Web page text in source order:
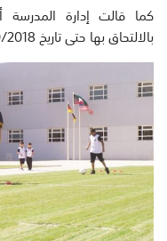
كما قالت إدارة المدرسة
بالالتحاق بها حتى تاريخ 31/10/2018، بعد اجتياز امتحان القبول.